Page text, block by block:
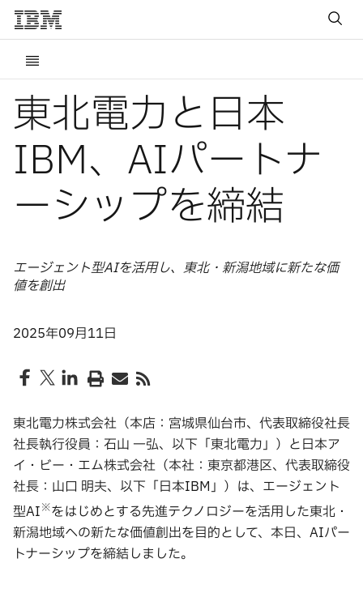
東北電力と日本
IBM、AIパートナ
ーシップを締結
エージェント型AIを活用し、東北・新潟地域に新たな価
値を創出
2025年09月11日
東北電力株式会社（本店：宮城県仙台市、代表取締役社長
社長執行役員：石山 一弘、以下「東北電力」）と日本ア
イ・ビー・エム株式会社（本社：東京都港区、代表取締役
社長：山口 明夫、以下「日本IBM」）は、エージェント
型AI※をはじめとする先進テクノロジーを活用した東北・
新潟地域への新たな価値創出を目的として、本日、AIパー
トナーシップを締結しました。